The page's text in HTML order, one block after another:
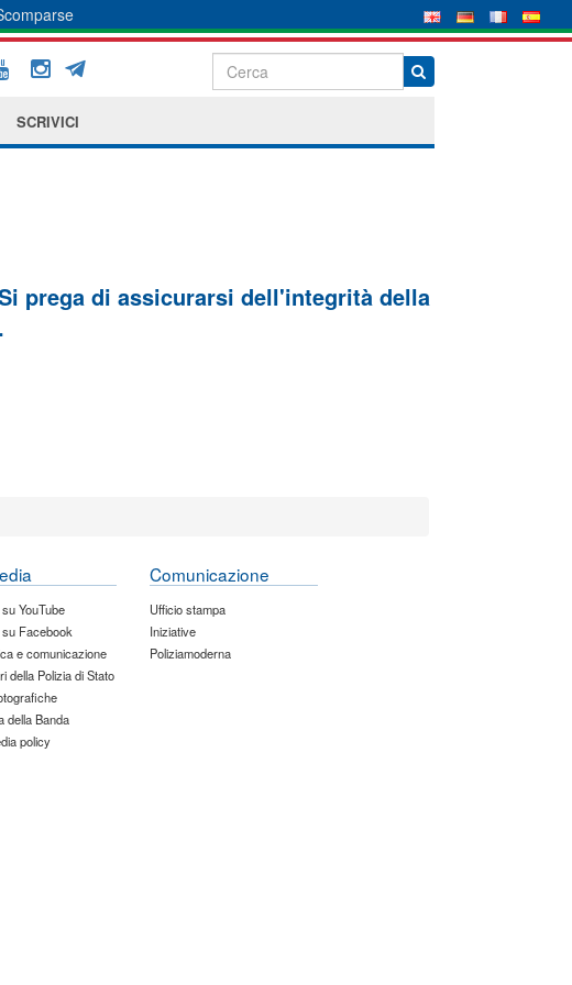
SCRIVICI
prega di assicurarsi dell'integrità della
YouTube
su Facebook
e comunicazione
della Polizia di Stato
della Banda
policy
Comunicazione
Ufficio stampa
Iniziative
Poliziamoderna